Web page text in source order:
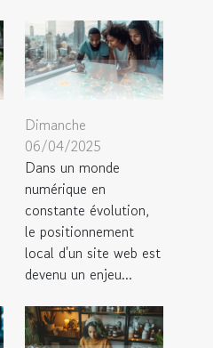
Dimanche
06/04/2025
Dans un monde
numérique en
constante évolution,
le positionnement
local d'un site web est
devenu un enjeu...